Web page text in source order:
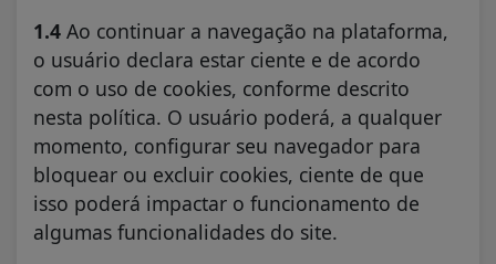
1.4 Ao continuar a navegação na plataforma,
o usuário declara estar ciente e de acordo
com o uso de cookies, conforme descrito
nesta política. O usuário poderá, a qualquer
momento, configurar seu navegador para
bloquear ou excluir cookies, ciente de que
isso poderá impactar o funcionamento de
algumas funcionalidades do site.